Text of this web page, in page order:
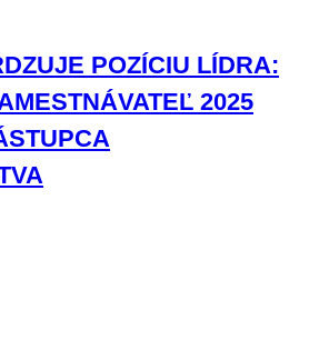
POZÍCIU LÍDRA:
2025